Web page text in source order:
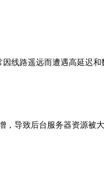
线路遥远而遭遇高延迟
，导致后台服务器资源被